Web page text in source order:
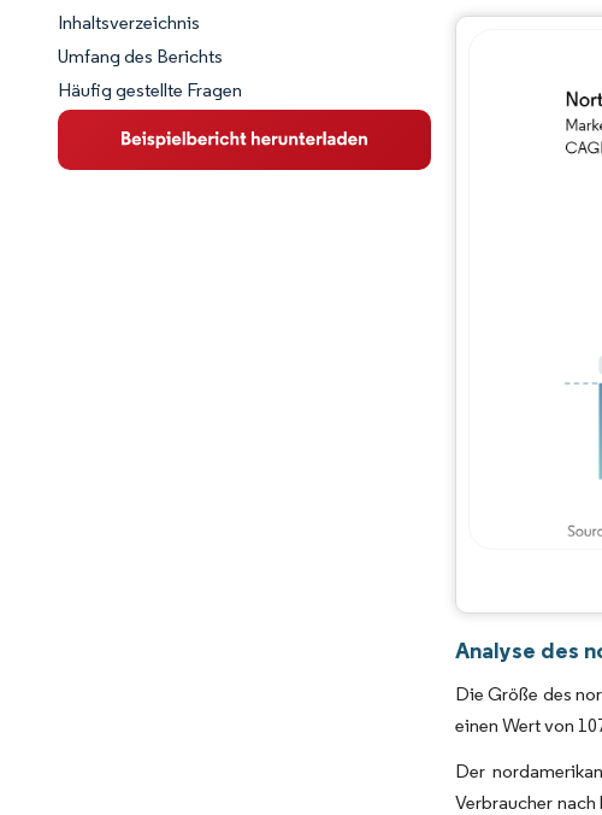
Marktschnappschuss
Marktübersicht
Wichtige Markttrends
Inhaltsverzeichnis
Umfang des Berichts
Häufig gestellte Fragen
Bild
Analyse des
Die Größe des
einen Wert von
Der
Verbraucher